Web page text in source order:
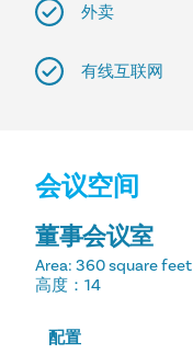
外卖
有线互联网
会议空间
董事会议室
Area: 360 square feet
高度 ：14
配置